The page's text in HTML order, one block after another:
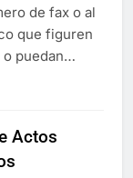
de fax o al
que figuren
o puedan…
Actos